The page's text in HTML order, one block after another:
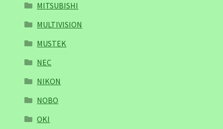
MITSUBISHI
MULTIVISION
MUSTEK
NEC
NIKON
NOBO
OKI